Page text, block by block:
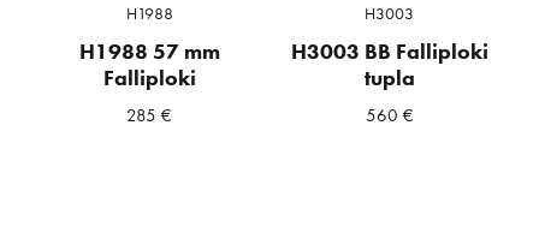
H1988
H1988 57 mm
Falliploki
285€
H3003
H3003 BB Falliploki
tupla
560 €